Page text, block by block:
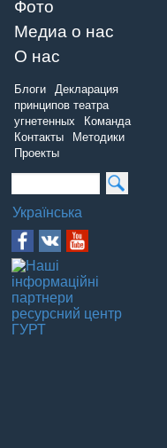
Фото
Медиа о нас
О нас
Блоги
Декларация
принципов театра
угнетенных
Команда
Контакты
Методики
Проекты
Українська